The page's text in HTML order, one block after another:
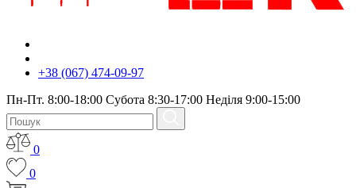
+38 (067) 474-09-97
Пн-Пт. 8:00-18:00 Субота 8:30-17:00 Неділя 9:00-15:00
0
0